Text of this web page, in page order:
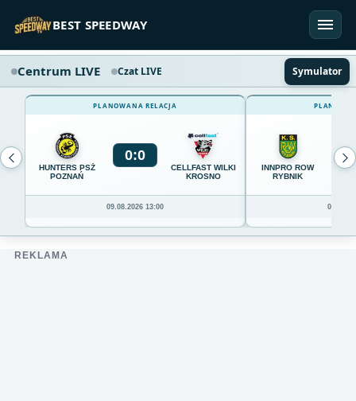
BEST SPEEDWAY
Centrum LIVE Czat LIVE Symulator
PLANOWANA RELACJA
HUNTERS PSŻ
POZNAŃ
0:0
CELLFAST WILKI
KROSNO
09.08.2026 13:00
INNPRO ROW
RYBNIK
0
REKLAMA